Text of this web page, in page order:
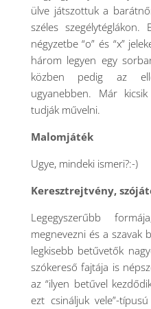
ülve játszottuk a
széles
négyzetbe “o” és “x”
három legyen egy
közben pedig az
ugyanebben. Már
tudják művelni.
Malomjáték
Ugye, mindeki ismeri?:-)
Keresztrejtvény,
Legegyszerűbb
megnevezni és a
legkisebb betűvetők
szókereső fajtája is
az “ilyen betűvel
ezt csináljuk vele”-